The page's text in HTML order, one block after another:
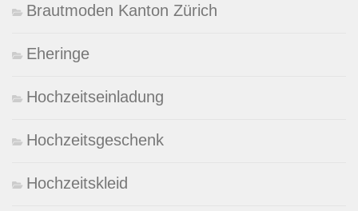
Brautmoden Kanton Zürich
Eheringe
Hochzeitseinladung
Hochzeitsgeschenk
Hochzeitskleid